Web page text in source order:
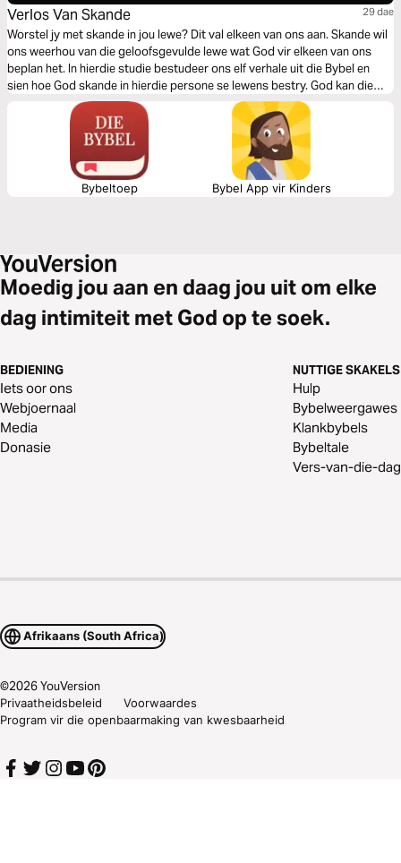
Verlos Van Skande 29 dae
Worstel jy met skande in jou lewe? Dit val elkeen van ons aan. Skande wil
ons weerhou van die geloofsgevulde lewe wat God vir elkeen van ons
beplan het. In hierdie studie bestudeer ons elf verhale uit die Bybel en
sien hoe God skande in hierdie persone se lewens bestry. God kan die
krag van skande in jou lewe verbreek. In hierdie studie sal ons jou wys
Bybeltoep Bybel App vir Kinders
Moedig jou aan en daag jou uit om elke
dag intimiteit met God op te soek.
BEDIENING
Iets oor ons
Webjoernaal
Media
Donasie
NUTTIGE SKAKELS
Hulp
Bybelweergawes
Klankbybels
Bybeltale
Vers-van-die-dag
Afrikaans (South Africa)
©2026YouVersion
Privaatheidsbeleid
Voorwaardes
Program vir die openbaarmaking van kwesbaarheid